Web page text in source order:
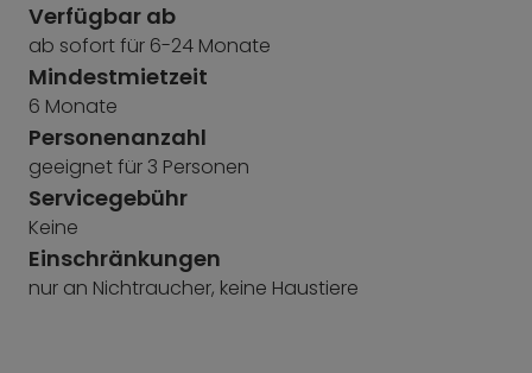
Verfügbar ab
ab sofort für 6-24 Monate
Mindestmietzeit
6 Monate
Personenanzahl
geeignet für 3 Personen
Servicegebühr
Keine
Einschränkungen
nur an Nichtraucher, keine Haustiere